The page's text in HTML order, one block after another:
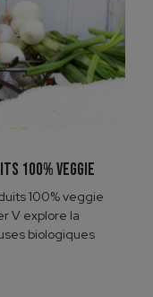
100% veggie
100% veggie
V explore la
biologiques